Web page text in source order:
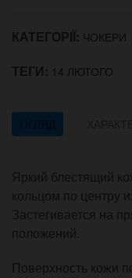
КАТЕГОРІЇ: ЧОКЕРИ
ТЕГИ: 14 ЛЮТОГО
ОГЛЯД
Яркий блестящий
кольцом по центру
Застегивается на
положений.
Поверхность кожи